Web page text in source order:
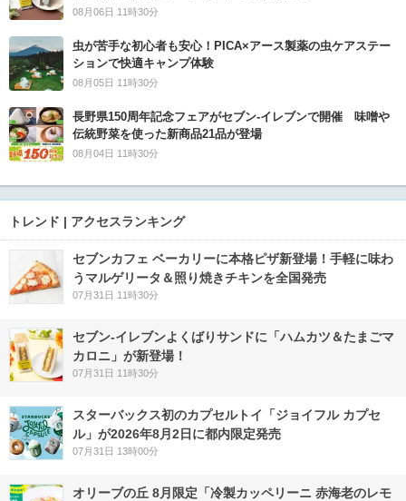
08月06日 11時30分
虫が苦手な初心者も安心！PICA×アース製薬の虫ケアステー
ションで快適キャンプ体験
08月05日 11時30分
長野県150周年記念フェアがセブン-イレブンで開催 味噌や
伝統野菜を使った新商品21品が登場
08月04日 11時30分
トレンド | アクセスランキング
セブンカフェ ベーカリーに本格ピザ新登場！手軽に味わ
うマルゲリータ＆照り焼きチキンを全国発売
07月31日 11時30分
セブン‐イレブンよくばりサンドに「ハムカツ＆たまごマ
カロニ」が新登場！
07月31日 11時30分
スターバックス初のカプセルトイ「ジョイフル カプセ
ル」が2026年8月2日に都内限定発売
07月31日 13時00分
オリーブの丘 8月限定「冷製カッペリーニ 赤海老のレモ